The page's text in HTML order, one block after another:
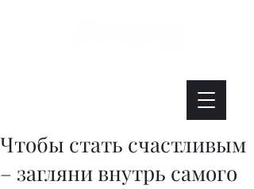
Чтобы стать счастливым
– загляни внутрь самого